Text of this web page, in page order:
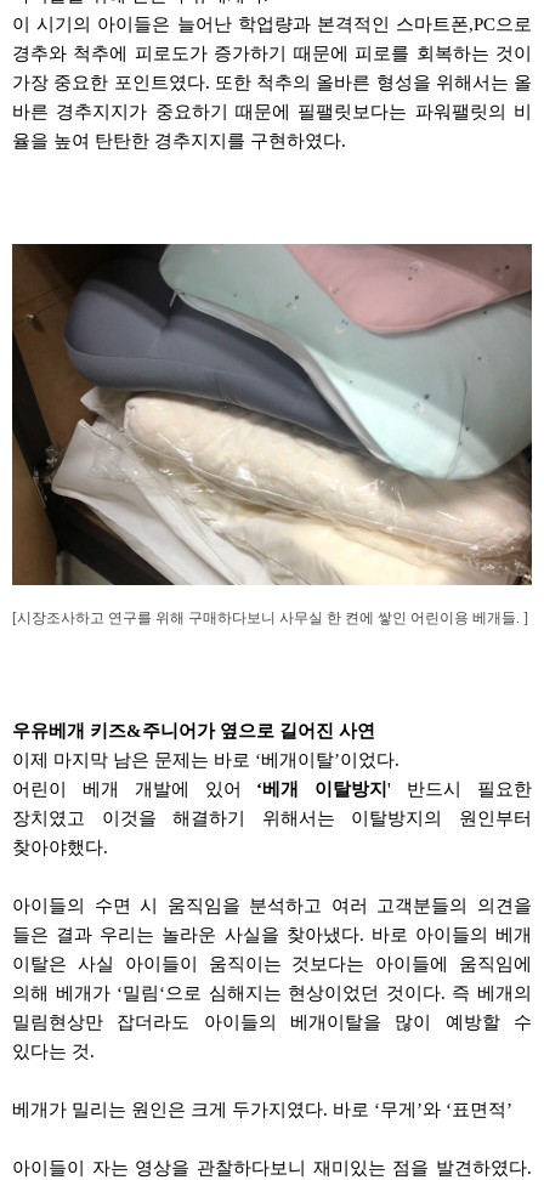
이 시기의 아이들은 늘어난 학업량과본격적인 스마트폰,PC으로
경추와 척추에 피로도가 증가하기 때문에 피로를 회복하는 것이
가장 중요한 포인트였다. 또한 척추의 올바른 형성을 위해서는 올
바른 경추지지가 중요하기 때문에 필팰릿보다는 파워팰릿의
비
율을 높여 탄탄한 경추지지를 구현하였다.
[시장조사하고 연구를 위해 구매하다보니 사무실 한 켠에 쌓인 어린이용 베개들. ]
우유베개 키즈&주니어가 옆으로 길어진 사연
이제 마지막 남은 문제는 바로 ‘베개이탈’이었다.
어린이 베개 개발에 있어 ‘베개 이탈방지' 반드시 필요한
장치였고 이것을 해결하기 위해서는 이탈방지의 원인부터
찾아야했다.
아이들의 수면 시 움직임을 분석하고 여러 고객분들의 의견을
들은 결과 우리는 놀라운 사실을 찾아냈다. 바로 아이들의 베개
이탈은 사실 아이들이 움직이는 것보다는 아이들에 움직임에
의해 베개가 ‘밀림‘으로 심해지는 현상이었던 것이다. 즉 베개의
밀림현상만 잡더라도 아이들의 베개이탈을 많이 예방할 수
있다는 것.
베개가 밀리는 원인은 크게 두가지였다. 바로 ‘무게 ’와 ‘표면적’
아이들이 자는 영상을 관찰하다보니 재미있는 점을 발견하였다.